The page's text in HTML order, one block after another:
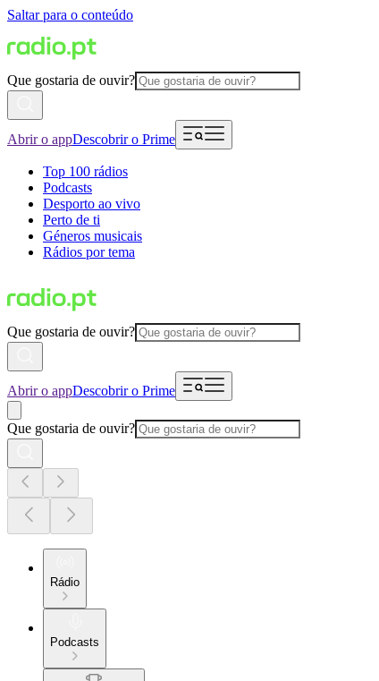
Saltar para o conteúdo
Que gostaria de ouvir?
Abrir o appDescobrir o Prime
Top 100 rádios
Podcasts
Desporto ao vivo
Perto de ti
Géneros musicais
Rádios por tema
Que gostaria de ouvir?
Abrir o appDescobrir o Prime
Que gostaria de ouvir?
Rádio
Podcasts